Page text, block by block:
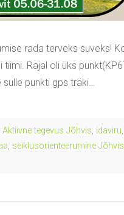
rada terveks suveks!
Rajal oli üks
punkti gps träki…
Aktiivne tegevus Jõhvis, idaviru,
, seiklusorienteerumine Jõhvis